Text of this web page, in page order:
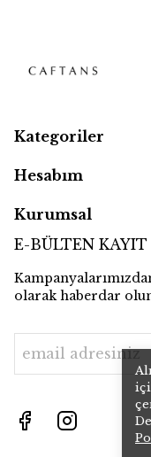
Kategoriler
Hesabım
Kurumsal
E-BÜLTEN KAYIT
olarak haberdar